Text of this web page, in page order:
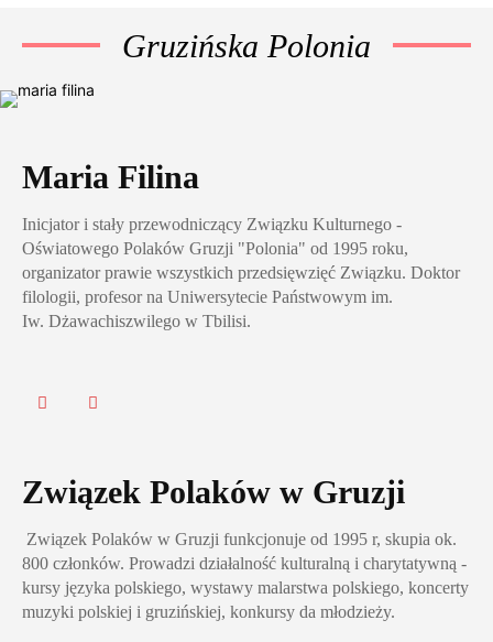
Gruzińska Polonia
Maria Filina
Inicjator i stały przewodniczący Związku Kulturnego -
Oświatowego Polaków Gruzji "Polonia" od 1995 roku,
organizator prawie wszystkich przedsięwzięć Związku. Doktor
filologii, profesor na Uniwersytecie Państwowym im.
Iw. Dżawachiszwilego w Tbilisi.
Związek Polaków w Gruzji
Związek Polaków w Gruzji funkcjonuje od 1995 r, skupia ok.
800 członków. Prowadzi działalność kulturalną i charytatywną -
kursy języka polskiego, wystawy malarstwa polskiego, koncerty
muzyki polskiej i gruzińskiej, konkursy da młodzieży.